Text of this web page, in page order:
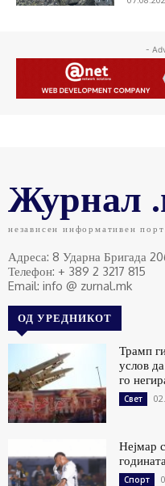
-
Журнал
независен информативен
Адреса: 8 Ударна Бригада
Телефон: + 389 2 3217 815
Email: info @ zurnal.mk
ОД УРЕДНИКОТ
Трамп
услов
го
Свет
Нејмар
Спорт